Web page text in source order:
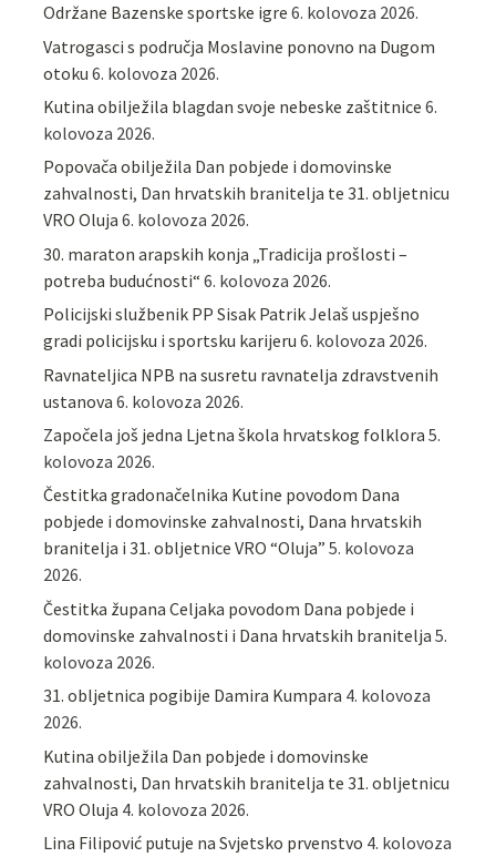
Održane Bazenske sportske igre 6. kolovoza 2026.
Vatrogasci s područja Moslavine ponovno na Dugom
otoku 6. kolovoza 2026.
Kutina obilježila blagdan svoje nebeske zaštitnice 6.
kolovoza 2026.
Popovača obilježila Dan pobjede i domovinske
zahvalnosti, Dan hrvatskih branitelja te 31. obljetnicu
VRO Oluja 6. kolovoza 2026.
30. maraton arapskih konja „Tradicija prošlosti –
potreba budućnosti“ 6. kolovoza 2026.
Policijski službenik PP Sisak Patrik Jelaš uspješno
gradi policijsku i sportsku karijeru 6. kolovoza 2026.
Ravnateljica NPB na susretu ravnatelja zdravstvenih
ustanova 6. kolovoza 2026.
Započela još jedna Ljetna škola hrvatskog folklora 5.
kolovoza 2026.
Čestitka gradonačelnika Kutine povodom Dana
pobjede i domovinske zahvalnosti, Dana hrvatskih
branitelja i 31. obljetnice VRO “Oluja” 5. kolovoza
2026.
Čestitka župana Celjaka povodom Dana pobjede i
domovinske zahvalnosti i Dana hrvatskih branitelja 5.
kolovoza 2026.
31. obljetnica pogibije Damira Kumpara 4. kolovoza
2026.
Kutina obilježila Dan pobjede i domovinske
zahvalnosti, Dan hrvatskih branitelja te 31. obljetnicu
VRO Oluja 4. kolovoza 2026.
Lina Filipović putuje na Svjetsko prvenstvo 4. kolovoza